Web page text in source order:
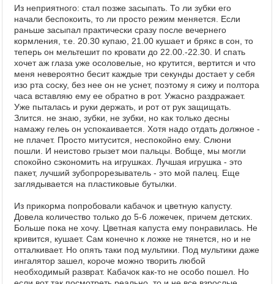
Из неприятного: стал позже засыпать. То ли зубки его
начали беспокоить, то ли просто режим меняется. Если
раньше засыпал практически сразу после вечернего
кормления, т.е. 20.30 купаю, 21.00 кушает и брякс в сон, то
теперь он мельтешит по кровати до 22.00.-22.30. И спать
хочет аж глаза уже осоловелые, но крутится, вертится и что
меня невероятно бесит каждые три секунды достает у себя
изо рта соску, без нее он не уснет, поэтому я сижу и полтора
часа вставляю ему ее обратно в рот. Ужасно раздражает.
Уже пыталась и руки держать, и рот от рук защищать.
Злится. не знаю, зубки, не зубки, но как только десны
намажу гелеь он успокаивается. Хотя надо отдать должное -
не плачет. Просто митусится, неспокойно ему. Слюни
пошли. И неистово грызет мои пальцы. Вобще, мы могли
спокойно сэкономить на игрушках. Лучшая игрушка - это
пакет, лучший зубопрорезыватель - это мой палец. Еще
заглядывается на пластиковые бутылки.
Из прикорма попробовали кабачок и цветную капусту.
Довела количество только до 5-6 ложечек, причем детских.
Больше пока не хочу. Цветная капуста ему понравилась. Не
кривится, кушает. Сам конечно к ложке не тянется, но и не
отталкивает. Но опять таки под мультики. Под мультики даже
ингалятор зашел, короче можно творить любой
необходимый разврат. Кабачок как-то не особо пошел. Но